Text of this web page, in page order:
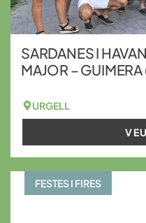
SARDANES I
MAJOR –
URGELL
FESTES I FIRES